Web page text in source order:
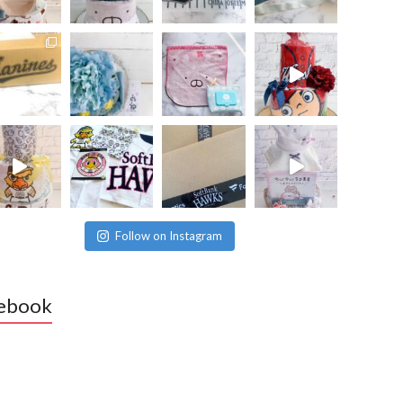
Follow on Instagram